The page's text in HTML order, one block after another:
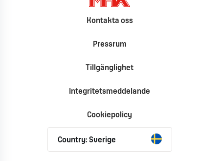
Kontakta oss
Pressrum
Tillgänglighet
Integritetsmeddelande
Cookiepolicy
Country: Sverige